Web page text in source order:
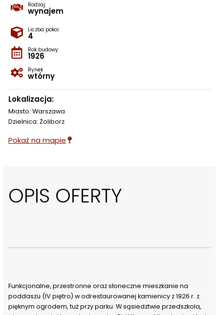
Rodzaj:
wynajem
Liczba pokoi:
4
Rok budowy:
1926
Rynek
wtórny
Lokalizacja:
Miasto: Warszawa
Dzielnica: Żoliborz
Pokaż na mapie
OPIS OFERTY
Funkcjonalne, przestronne oraz słoneczne mieszkanie na
poddaszu (IV piętro) w odrestaurowanej kamienicy z 1926 r. z
pięknym ogrodem, tuż przy parku. W sąsiedztwie przedszkola,